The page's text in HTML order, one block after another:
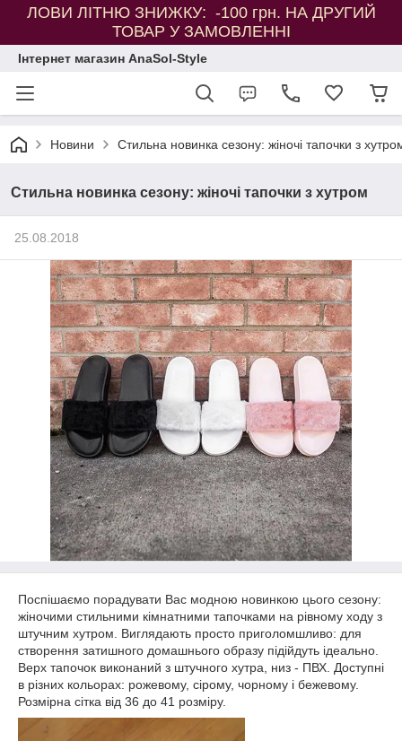
ЛОВИ ЛІТНЮ ЗНИЖКУ: -100 грн. НА ДРУГИЙ
ТОВАР У ЗАМОВЛЕННІ
Інтернет магазин AnaSol-Style
Новини Стильна новинка сезону: жіночі тапочки з
Стильна новинка сезону: жіночі тапочки з хутром
25.08.2018
Поспішаємо порадувати Вас модною новинкою цього сезону:
жіночими стильними кімнатними тапочками на рівному ходу з
штучним хутром. Виглядають просто приголомшливо: для
створення затишного домашнього образу підійдуть ідеально.
Верх тапочок виконаний з штучного хутра, низ - ПВХ. Доступні
в різних кольорах: рожевому, сірому, чорному і бежевому.
Розмірна сітка від 36 до 41 розміру.